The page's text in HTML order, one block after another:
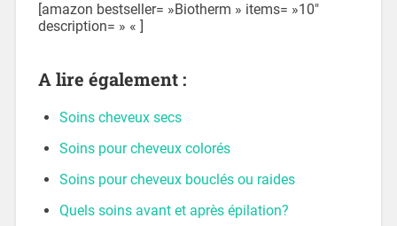
[amazon bestseller= »Biotherm » items= »10″
description= » « ]
A lire également :
Soins cheveux secs
Soins pour cheveux colorés
Soins pour cheveux bouclés ou raides
Quels soins avant et après épilation?